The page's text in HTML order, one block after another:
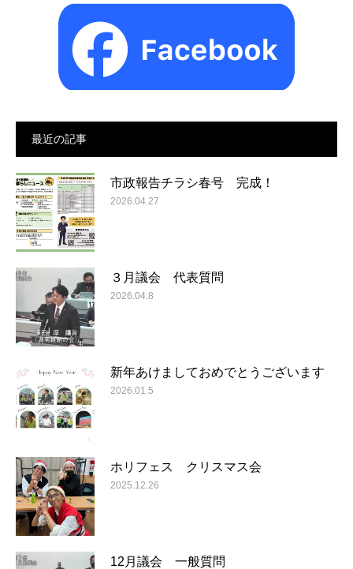
最近の記事
市政報告チラシ春号 完成！
2026.04.27
３月議会 代表質問
2026.04.8
新年あけましておめでとうございます
2026.01.5
ホリフェス クリスマス会
2025.12.26
12月議会 一般質問